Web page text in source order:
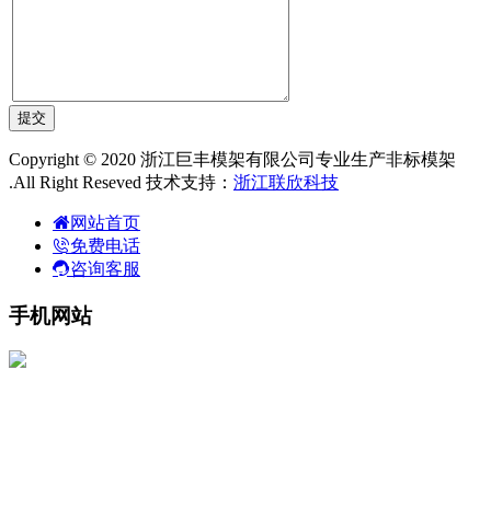
Copyright © 2020 浙江巨丰模架有限公司专业生产非标模架
.All Right Reseved 技术支持： 浙江联欣科技
网站首页
免费电话
咨询客服
手机网站